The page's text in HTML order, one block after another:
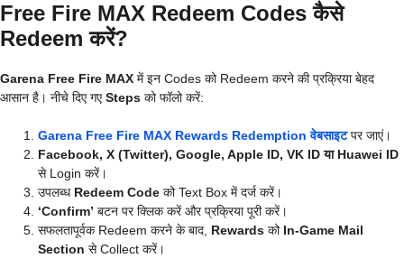
Free Fire MAX Redeem Codes कैसे
Redeem करें?
Garena Free Fire MAX में इन Codes को Redeem करने की प्रक्रिया बेहद
आसान है। नीचे दिए गएSteps को फॉलो करें:
Garena Free Fire MAX Rewards Redemption वेबसाइटपर जाएं।
Facebook, X (Twitter), Google, Apple ID, VK ID या Huawei ID
से Login करें।
उपलब्ध Redeem Code को Text Box में दर्ज करें।
‘Confirm’ बटन पर क्लिक करें और प्रक्रिया पूरी करें।
सफलतापूर्वक Redeem करने के बाद, Rewards को In-Game Mail
Section से Collect करें।